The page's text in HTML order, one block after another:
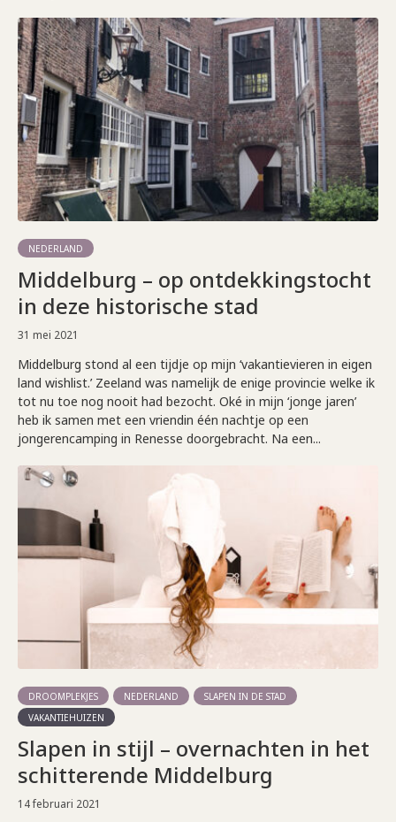
NEDERLAND
Middelburg – op ontdekkingstocht
in deze historische stad
31 mei 2021
Middelburg stond al een tijdje op mijn ‘vakantievieren in eigen
land wishlist.’ Zeeland was namelijk de enige provincie welke ik
tot nu toe nog nooit had bezocht. Oké in mijn ‘jonge jaren’
heb ik samen met een vriendin één nachtje op een
jongerencamping in Renesse doorgebracht. Na een...
DROOMPLEKJES NEDERLAND
SLAPEN IN DE STAD
VAKANTIEHUIZEN
Slapen in stijl – overnachten in het
schitterende Middelburg
14 februari 2021